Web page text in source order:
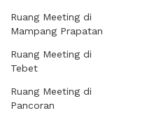
Ruang Meeting di
Mampang Prapatan
Ruang Meeting di
Tebet
Ruang Meeting di
Pancoran